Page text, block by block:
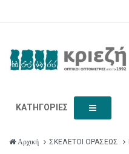
ΚΑΤΗΓΟΡΊΕΣ
Αρχική ΣΚΕΛΕΤΟΙ ΟΡΑΣΕΩΣ